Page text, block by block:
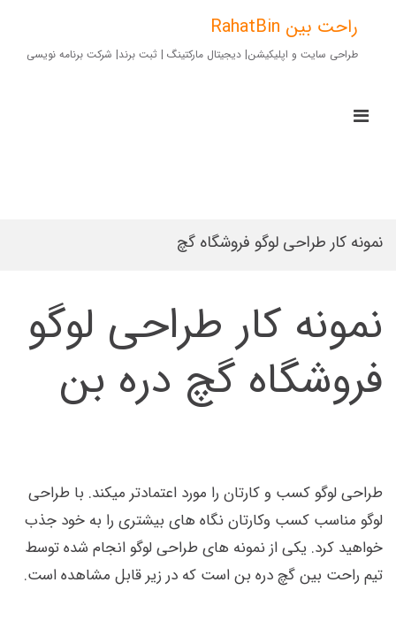
contentراحت بین RahatBin
طراحی سایت و اپلیکیشن| دیجیتال مارکتینگ | ثبت برند| شرکت برنامه نویسی
نمونه کار طراحی لوگو فروشگاه گچ
نمونه کار طراحی لوگو
فروشگاه گچ دره بن
طراحی لوگو کسب و کارتان را مورد اعتمادتر میکند. با طراحی
لوگو مناسب کسب وکارتان نگاه های بیشتری را به خود جذب
خواهید کرد. یکی از نمونه های طراحی لوگو انجام شده توسط
تیم راحت بین گچ دره بن است که در زیر قابل مشاهده است.